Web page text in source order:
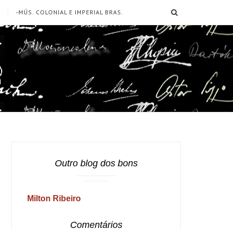
-MÚS. COLONIAL E IMPERIAL BRAS.
Outro blog dos bons
Milton Ribeiro
Comentários